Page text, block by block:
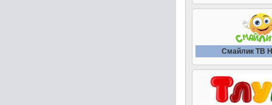
Смайлик ТВ